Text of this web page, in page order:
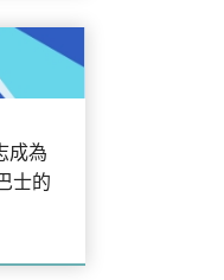
成為
士的